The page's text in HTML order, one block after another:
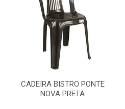
CADEIRA BISTRO PONTE
NOVA PRETA